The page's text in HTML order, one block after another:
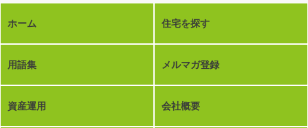
ホーム 住宅を探す
用語集 メルマガ登録
資産運用 会社概要